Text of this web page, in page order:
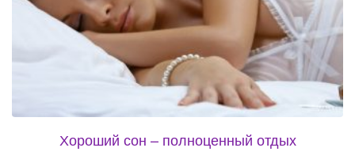
Хороший сон – полноценный отдых